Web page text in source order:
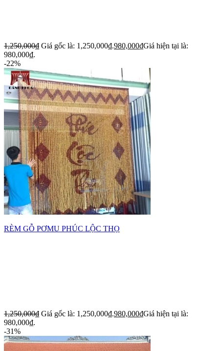
1,250,000₫ Giá gốc là: 1,250,000₫.980,000₫Giá hiện tại là:
980,000₫.
-22%
RÈM GỖ PƠMU PHÚC LỘC THỌ
1,250,000₫ Giá gốc là: 1,250,000₫.980,000₫Giá hiện tại là:
980,000₫.
-31%